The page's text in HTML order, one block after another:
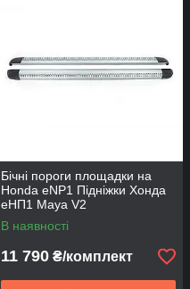
Бічні пороги площадки на
Honda eNP1 Підніжки Хонда
еНП1 Maya V2
В наявності
11 790 ₴/комплект